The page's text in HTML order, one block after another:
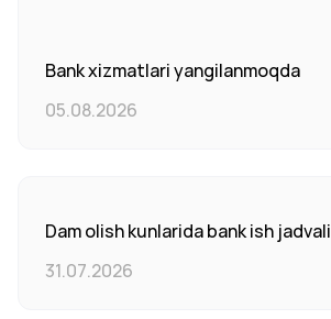
Bank xizmatlari yangilanmoqda
05.08.2026
Dam olish kunlarida bank ish jadvali
31.07.2026